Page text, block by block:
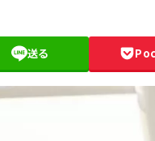
送る